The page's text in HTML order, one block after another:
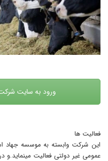
ورود به سایت
فعالیت ها
این شرکت وابسته به موسسه جهاد